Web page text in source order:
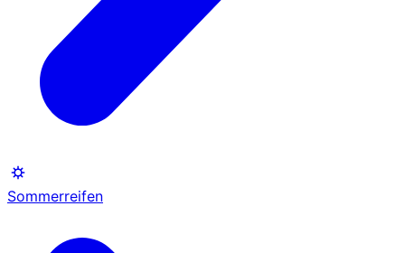
Sommerreifen